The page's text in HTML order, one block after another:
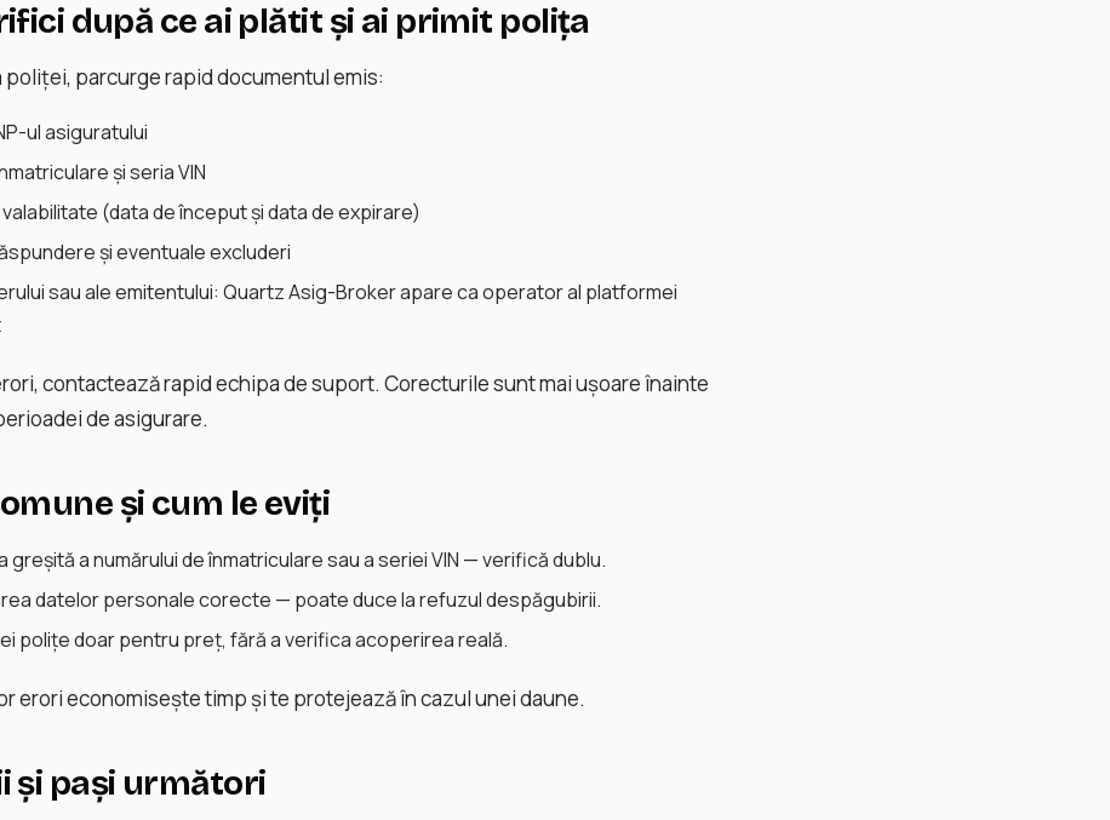
după ce ai plătit și ai primit polița
poliței, parcurge rapid documentul emis:
ul asiguratului
și seria VIN
(data de început și data de expirare)
și eventuale excluderi
sau ale emitentului: Quartz Asig-Broker apare ca operator al platformei
contactează rapid echipa de suport. Corecturile sunt mai ușoare înainte
de asigurare.
și cum le eviți
greșită a numărului de înmatriculare sau a seriei VIN — verifică dublu.
datelor personale corecte — poate duce la refuzul despăgubirii.
polițe doar pentru preț, fără a verifica acoperirea reală.
erori economisește timp și te protejează în cazul unei daune.
și pași următori